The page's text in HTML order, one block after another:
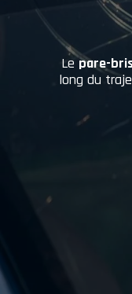
Lepare-
long du